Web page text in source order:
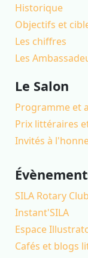
Historique
Objectifs et
Les chiffres
Les
Le Salon
Programme et
Prix littéraires
Invités à
SILA Rotary
Instant'SILA
Espace
Cafés et blogs